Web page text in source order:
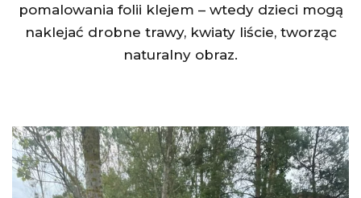
pomalowania folii klejem – wtedy dzieci mogą
naklejać drobne trawy, kwiaty liście, tworząc
naturalny obraz.